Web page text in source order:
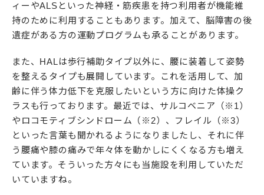
ィーやALSといった神経・筋疾患を持つ利用者が機能維
持のために利用することもあります。加えて、脳障害の後
遺症がある方の運動プログラムも承ることがあります。
また、HALは歩行補助タイプ以外に、腰に装着して姿勢
を整えるタイプも展開しています。これを活用して、加
齢に伴う体力低下を克服したいという方に向けた体操ク
ラスも行っております。最近では、サルコベニア（※1）
やロコモティブシンドローム（※2）、フレイル（※3）
といった言葉も聞かれるようになりましたし、それに伴
う腰痛や膝の痛みで年々体を動かしにくくなる方も増え
ています。そういった方々にも当施設を利用していただ
いていますね。